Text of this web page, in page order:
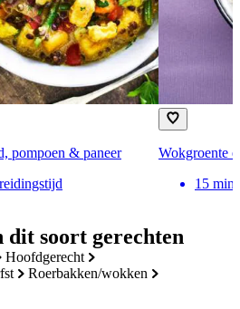
dit soort gerechten
hoofdgerecht
roerbakken/wokken
pompoen & paneer
Wokgroente
15 min